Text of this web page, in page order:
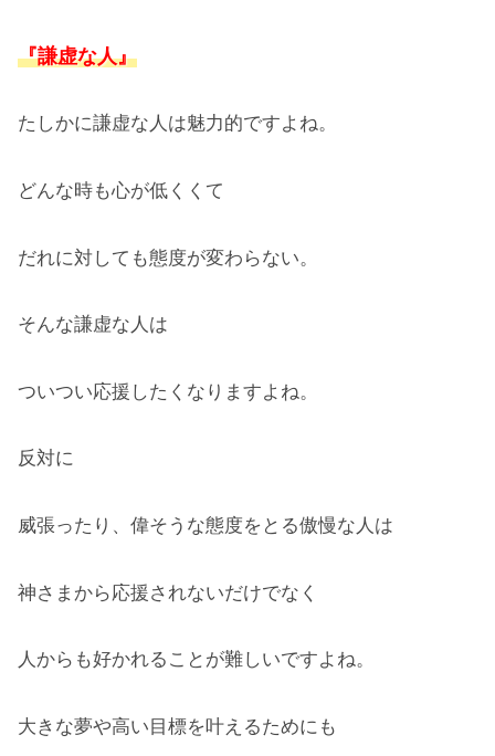
『謙虚な人』
たしかに謙虚な人は魅力的ですよね。
どんな時も心が低くくて
だれに対しても態度が変わらない。
そんな謙虚な人は
ついつい応援したくなりますよね。
反対に
威張ったり、偉そうな態度をとる傲慢な人は
神さまから応援されないだけでなく
人からも好かれることが難しいですよね。
大きな夢や高い目標を叶えるためにも